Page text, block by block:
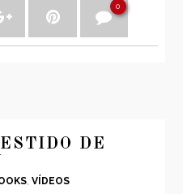
0
DE
, VÍDEOS